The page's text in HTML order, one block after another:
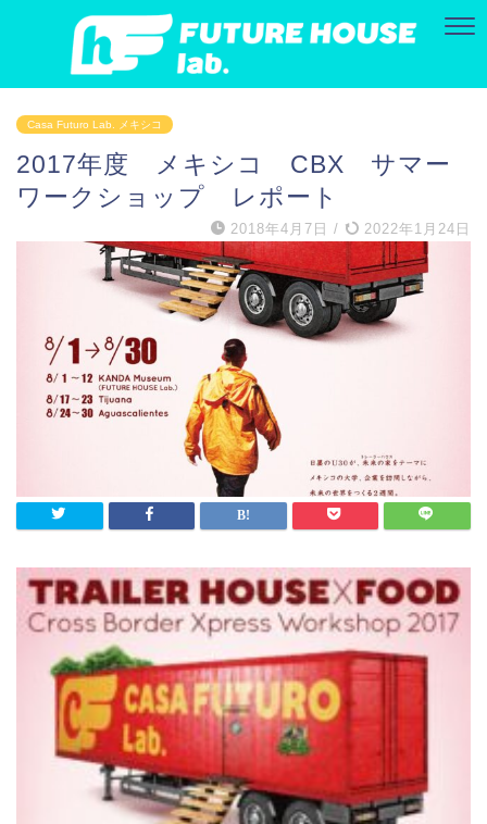
Casa Futuro Lab. メキシコ
2017年度 メキシコ CBX サマー
ワークショップ レポート
2018年4月7日 / 2022年1月24日